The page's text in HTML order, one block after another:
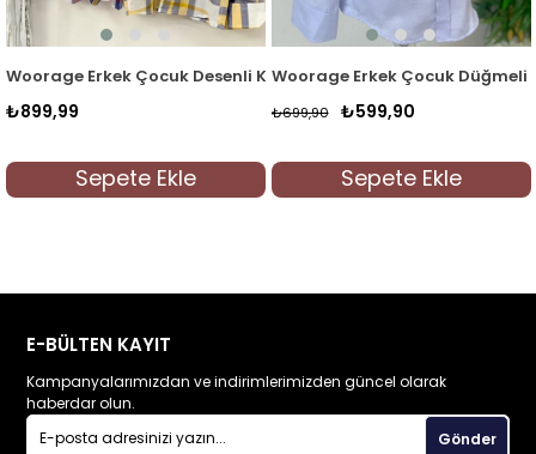
Katlamalı Kol Gömlek 4016 Kırmızı
Woorage Erkek Çocuk Düğmeli Yaka Gömlek 4014 Mavi
₺699,90
Sepete Ekle
Woorage Erkek Çocuk
₺599,90
₺699,90
Sepete Ekle
E-BÜLTEN KAYIT
Kampanyalarımızdan ve indirimlerimizden güncel olarak
haberdar olun.
Gönder